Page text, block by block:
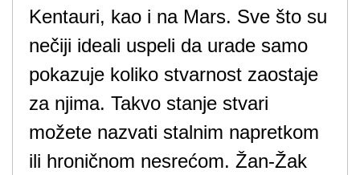
Kentauri, kao i na Mars. Sve što su
nečiji ideali uspeli da urade samo
pokazuje koliko stvarnost zaostaje
za njima. Takvo stanje stvari
možete nazvati stalnim napretkom
ili hroničnom nesrećom. Žan-Žak